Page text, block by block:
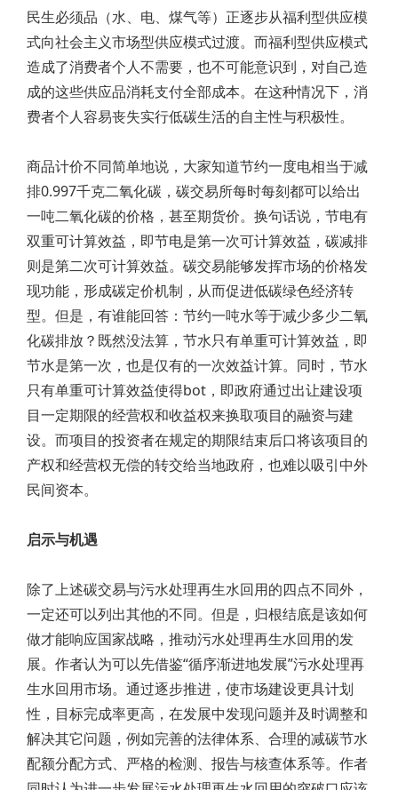
民生必须品（水、电、煤气等）正逐步从福利型供应模
式向社会主义市场型供应模式过渡。而福利型供应模式
造成了消费者个人不需要，也不可能意识到，对自己造
成的这些供应品消耗支付全部成本。在这种情况下，消
费者个人容易丧失实行低碳生活的自主性与积极性。
商品计价不同简单地说，大家知道节约一度电相当于减
排0.997千克二氧化碳，碳交易所每时每刻都可以给出
一吨二氧化碳的价格，甚至期货价。换句话说，节电有
双重可计算效益，即节电是第一次可计算效益，碳减排
则是第二次可计算效益。碳交易能够发挥市场的价格发
现功能，形成碳定价机制，从而促进低碳绿色经济转
型。但是，有谁能回答：节约一吨水等于减少多少二氧
化碳排放？既然没法算，节水只有单重可计算效益，即
节水是第一次，也是仅有的一次效益计算。同时，节水
只有单重可计算效益使得bot，即政府通过出让建设项
目一定期限的经营权和收益权来换取项目的融资与建
设。而项目的投资者在规定的期限结束后口将该项目的
产权和经营权无偿的转交给当地政府，也难以吸引中外
民间资本。
启示与机遇
除了上述碳交易与污水处理再生水回用的四点不同外，
一定还可以列出其他的不同。但是，归根结底是该如何
做才能响应国家战略，推动污水处理再生水回用的发
展。作者认为可以先借鉴“循序渐进地发展”污水处理再
生水回用市场。通过逐步推进，使市场建设更具计划
性，目标完成率更高，在发展中发现问题并及时调整和
解决其它问题，例如完善的法律体系、合理的减碳节水
配额分配方式、严格的检测、报告与核查体系等。作者